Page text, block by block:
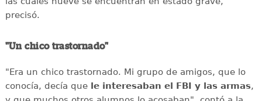
precisó.
"Un chico trastornado"
"Era un chico trastornado. Mi grupo de amigos, que lo
conocía, decía que le interesaban el FBI y las armas,